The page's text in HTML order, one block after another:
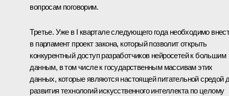
вопросам поговорим.
Третье. Уже в I квартале следующего года необходимо
в парламент проект закона, который позволит открыть
конкурентный доступ разработчиков нейросетей к большим
данным, в том числе к государственным массивам этих
данных, которые являются настоящей питательной средой
развития технологий искусственного интеллекта по целому